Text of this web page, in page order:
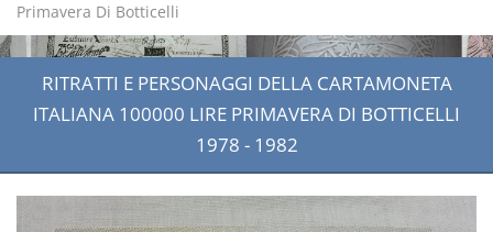
Primavera Di Botticelli
RITRATTI E PERSONAGGI DELLA CARTAMONETA
ITALIANA 100000 LIRE PRIMAVERA DI BOTTICELLI
1978 - 1982